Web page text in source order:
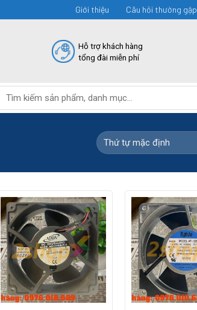
Giới thiệu Câu hỏi thường gặp
Hỗ trợ khách hàng
tổng đài miễn phí
kiếm: